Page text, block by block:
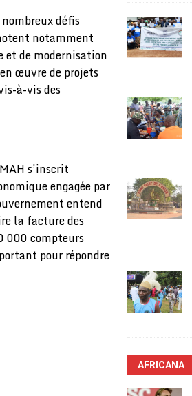
défis
notamment
et de modernisation
œuvre de projets
à-vis des
s’inscrit
engagée par
entend
la facture des
000 compteurs
pour répondre
AFRICANA